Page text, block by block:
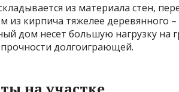
из материала стен,
из кирпича тяжелее деревянного
дом несет большую нагрузку на
долгоиграющей.